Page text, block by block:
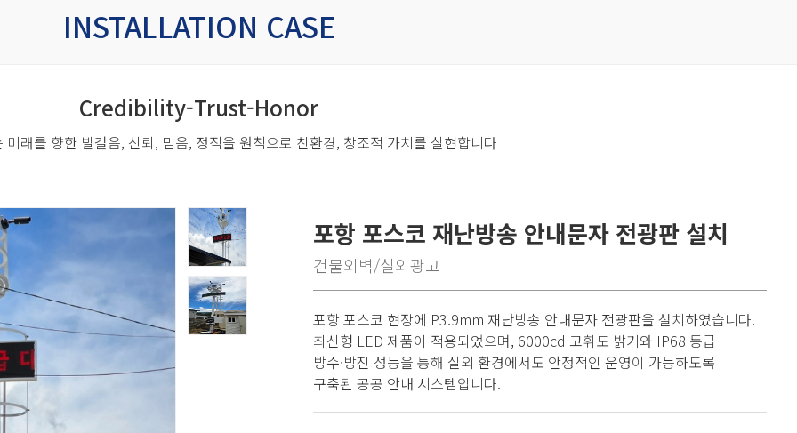
INSTALLATION CASE
Credibility-Trust-Honor
미래를 향한 발걸음, 신뢰, 믿음, 정직을 원칙으로 친환경, 창조적 가치를 실현합니다
포항 포스코 재난방송 안내문자 전광판 설치
건물외벽/실외광고
포항 포스코 현장에 P3.9mm 재난방송 안내문자 전광판을 설치하였습니다.
최신형 LED 제품이 적용되었으며, 6000cd 고휘도 밝기와 IP68 등급
방수·방진 성능을 통해 실외 환경에서도 안정적인 운영이 가능하도록
구축된 공공 안내 시스템입니다.